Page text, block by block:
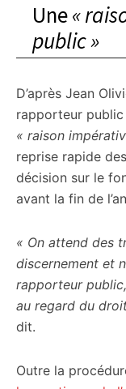
Une«
public »
D’après Jean
rapporteur public
« raison
reprise rapide
décision sur le
avant la fin de
« On attend des
discernement et
rapporteur
au regard du
dit.
Outre la